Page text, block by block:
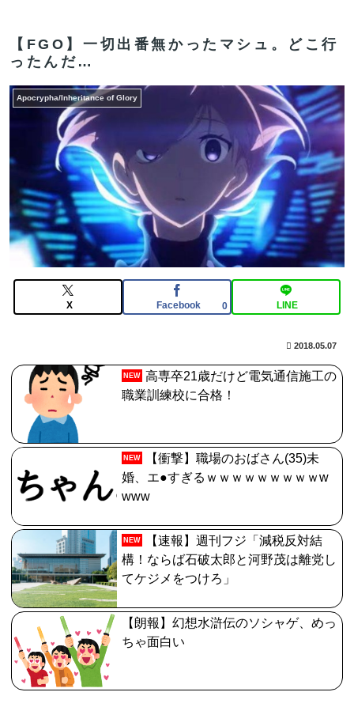
【FGO】再臨状態でバフ受けれる受けれないが困る
【FGO】高速周回勢には好評みたい。エイリーク強化み
んなの反応まとめ
【FGO】邪馬台国の魔王。卑弥呼の強化つよい…デスチ
ェンジしないなら最適クリサポーター
【FGO】リリス Fate/GrandOrderのイラスト紹介3987
【FGO】ジャンヌ系にラクシュミーは含まれますか？W
ジル・ド・レェ強化みんなの反応まとめ
林佑香アナ ピタパンのお尻くっきりレポート！！
【FGO】一切出番無かったマシュ。どこ行
ったんだ…
Apocrypha/Inheritance of Glory
X Facebook 0 LINE
2018.05.07
NEW 高専卒21歳だけど電気通信施工の
職業訓練校に合格！
NEW
【衝撃】職場のおばさん(35)未
婚、エ●すぎるｗｗｗｗｗｗｗｗｗw
www
NEW
【速報】週刊フジ「減税反対結
構！ならば石破太郎と河野茂は離党し
てケジメをつけろ」
【朗報】幻想水滸伝のソシャゲ、めっ
ちゃ面白い